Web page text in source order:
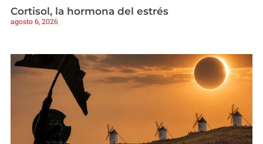
Cortisol, la hormona del estrés
agosto 6, 2026